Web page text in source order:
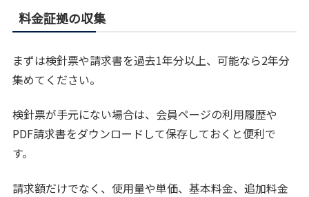
料金証拠の収集
まずは検針票や請求書を過去1年分以上、可能なら2年分
集めてください。
検針票が手元にない場合は、会員ページの利用履歴や
PDF請求書をダウンロードして保存しておくと便利で
す。
請求額だけでなく、使用量や単価、基本料金、追加料金